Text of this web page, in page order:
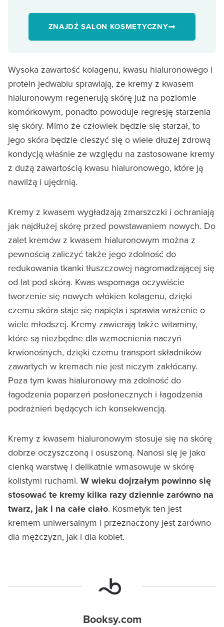
ZNAJDŹ SALON KOSMETYCZNY
Wysoka zawartość kolagenu, kwasu hialuronowego i
protein jedwabiu sprawiają, że kremy z kwasem
hialuronowym regenerują skórę już na poziomie
komórkowym, ponadto powoduje regresję starzenia
się skóry. Mimo że człowiek będzie się starzał, to
jego skóra będzie cieszyć się o wiele dłużej zdrową
kondycją właśnie ze względu na zastosowane kremy
z dużą zawartością kwasu hialuronowego, które ją
nawilżą i ujędrnią.
Kremy z kwasem wygładzają zmarszczki i ochraniają
jak najdłużej skórę przed powstawaniem nowych. Do
zalet kremów z kwasem hialuronowym można z
pewnością zaliczyć także jego zdolność do
redukowania tkanki tłuszczowej nagromadzającej się
od lat pod skórą. Kwas wspomaga oczywiście
tworzenie się nowych włókien kolagenu, dzięki
czemu skóra staje się napięta i sprawia wrażenie o
wiele młodszej. Kremy zawierają także witaminy,
które są niezbędne dla wzmocnienia naczyń
krwionośnych, dzięki czemu transport składników
zawartych w kremach nie jest niczym zakłócany.
Poza tym kwas hialuronowy ma zdolność do
łagodzenia poparzeń posłonecznych i łagodzenia
podrażnień będących ich konsekwencją.
Kremy z kwasem hialuronowym stosuje się na skórę
dobrze oczyszczoną i osuszoną. Nanosi się je jako
cienką warstwę i delikatnie wmasowuje w skórę
kolistymi ruchami. W wieku dojrzałym powinno się
stosować te kremy kilka razy dziennie zarówno na
twarz, jak i na całe ciało. Kosmetyk ten jest
kremem uniwersalnym i przeznaczony jest zarówno
dla mężczyzn, jak i dla kobiet.
Booksy.com